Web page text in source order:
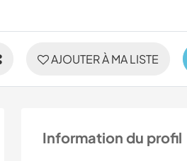
AJOUTER À MA LISTE
Information du profil